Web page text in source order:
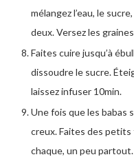
mélangez l’eau, le
deux. Versez les
Faites cuire jusqu’à
dissoudre le sucre.
laissez infuser 10min.
Une fois que les babas
creux. Faites des
chaque, un peu partout.